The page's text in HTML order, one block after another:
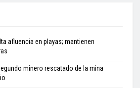
afluencia en playas; mantienen
minero rescatado de la mina